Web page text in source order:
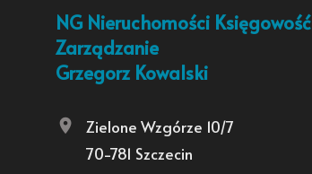
NG Nieruchomości Księgowość
Zarządzanie
Grzegorz Kowalski
Zielone Wzgórze 10/7
70-781 Szczecin